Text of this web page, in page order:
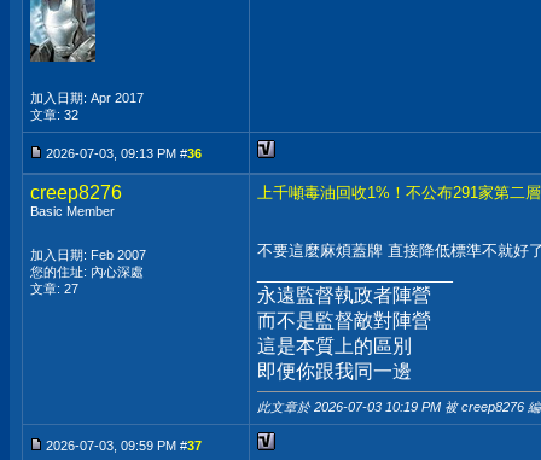
加入日期: Apr 2017
文章: 32
2026-07-03, 09:13 PM #36
creep8276
Basic Member
加入日期: Feb 2007
您的住址: 內心深處
文章: 27
上千噸毒油回收1%！不公布291家第二
不要這麼麻煩蓋牌 直接降低標準不就好
永遠監督執政者陣營
而不是監督敵對陣營
這是本質上的區別
即便你跟我同一邊
此文章於 2026-07-03 10:19 PM 被 creep8276
2026-07-03, 09:59 PM #37